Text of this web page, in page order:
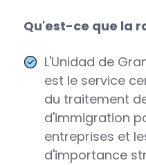
Qu'est-ce que la
L'Unidad de
est le service
du traitement
d'immigration
entreprises et
d'importance